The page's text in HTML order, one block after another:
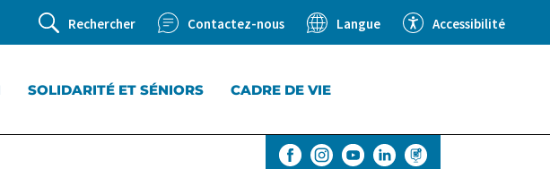
Rechercher Contactez-nous Langue Accessibilité
SOLIDARITÉ ET SÉNIORS CADRE DE VIE